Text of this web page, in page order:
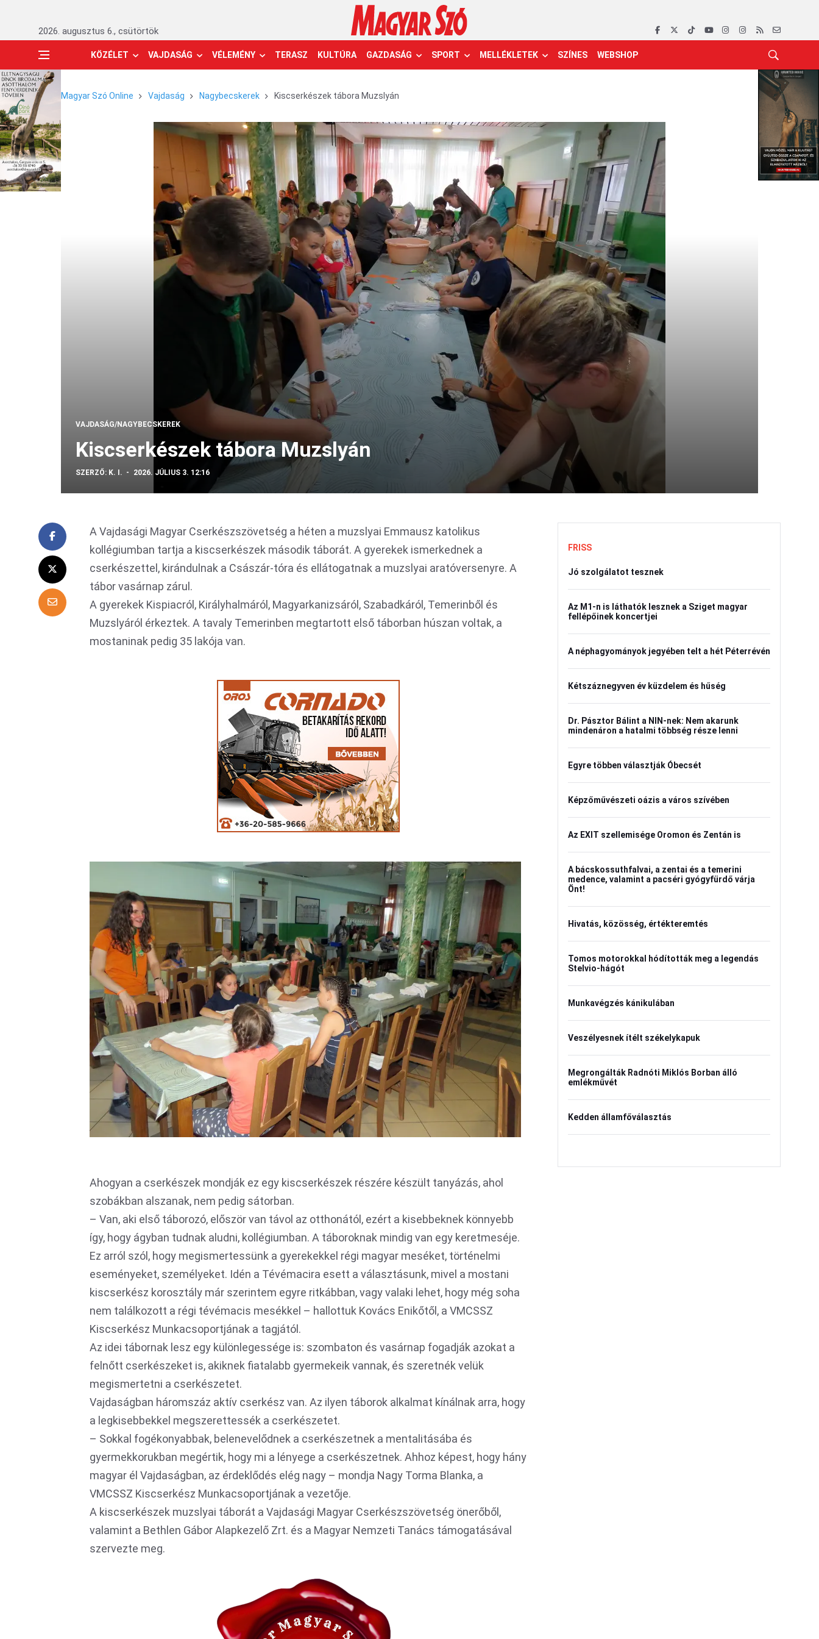
2026. augusztus 6., csütörtök
KÖZÉLET VAJDASÁG VÉLEMÉNY TERASZ KULTÚRA GAZDASÁG SPORT MELLÉKLETEK SZÍNES WEBSHOP
Magyar Szó Online Vajdaság Nagybecskerek Kiscserkészek tábora Muzslyán
VAJDASÁG/NAGYBECSKEREK
Kiscserkészek tábora Muzslyán
SZERZŐ: K. I. 2026. JÚLIUS 3. 12:16
A Vajdasági Magyar Cserkészszövetség a héten a muzslyai Emmausz katolikus
kollégiumban tartja a kiscserkészek második táborát. A gyerekek ismerkednek a
cserkészettel, kirándulnak a Császár-tóra és ellátogatnak a muzslyai aratóversenyre. A
tábor vasárnap zárul.
A gyerekek Kispiacról, Királyhalmáról, Magyarkanizsáról, Szabadkáról, Temerinből és
Muzslyáról érkeztek. A tavaly Temerinben megtartott első táborban húszan voltak, a
mostaninak pedig 35 lakója van.
Ahogyan a cserkészek mondják ez egy kiscserkészek részére készült tanyázás, ahol
szobákban alszanak, nem pedig sátorban.
– Van, aki első táborozó, először van távol az otthonától, ezért a kisebbeknek könnyebb
így, hogy ágyban tudnak aludni, kollégiumban. A táboroknak mindig van egy keretmeséje.
Ez arról szól, hogy megismertessünk a gyerekekkel régi magyar meséket, történelmi
eseményeket, személyeket. Idén a Tévémacira esett a választásunk, mivel a mostani
kiscserkész korosztály már szerintem egyre ritkábban, vagy valaki lehet, hogy még soha
nem találkozott a régi tévémacis mesékkel – hallottuk Kovács Enikőtől, a VMCSSZ
Kiscserkész Munkacsoportjának a tagjától.
Az idei tábornak lesz egy különlegessége is: szombaton és vasárnap fogadják azokat a
felnőtt cserkészeket is, akiknek fiatalabb gyermekeik vannak, és szeretnék velük
megismertetni a cserkészetet.
Vajdaságban háromszáz aktív cserkész van. Az ilyen táborok alkalmat kínálnak arra, hogy
a legkisebbekkel megszerettessék a cserkészetet.
– Sokkal fogékonyabbak, belenevelődnek a cserkészetnek a mentalitásába és
gyermekkorukban megértik, hogy mi a lényege a cserkészetnek. Ahhoz képest, hogy hány
magyar él Vajdaságban, az érdeklődés elég nagy – mondja Nagy Torma Blanka, a
VMCSSZ Kiscserkész Munkacsoportjának a vezetője.
A kiscserkészek muzslyai táborát a Vajdasági Magyar Cserkészszövetség önerőből,
valamint a Bethlen Gábor Alapkezelő Zrt. és a Magyar Nemzeti Tanács támogatásával
szervezte meg.
FRISS
Jó szolgálatot tesznek
Az M1-n is láthatók lesznek a Sziget magyar
fellépőinek koncertjei
A néphagyományok jegyében telt a hét Péterrévén
Kétszáznegyven év küzdelem és hűség
Dr. Pásztor Bálint a NIN-nek: Nem akarunk
mindenáron a hatalmi többség része lenni
Egyre többen választják Óbecsét
Képzőművészeti oázis a város szívében
Az EXIT szellemisége Oromon és Zentán is
A bácskossuthfalvai, a zentai és a temerini
medence, valamint a pacséri gyógyfürdő várja
Önt!
Hivatás, közösség, értékteremtés
Tomos motorokkal hódították meg a legendás
Stelvio-hágót
Munkavégzés kánikulában
Veszélyesnek ítélt székelykapuk
Megrongálták Radnóti Miklós Borban álló
emlékművét
Kedden államfőválasztás